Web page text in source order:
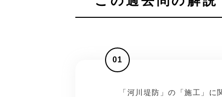
01
「河川堤防」の「施工」に